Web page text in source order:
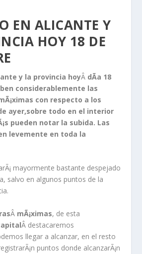
EN ALICANTE Y
HOY 18 DE
y la provincia hoyÂ dÃ­a 18
considerablemente las
con respecto a los
ayer,sobre todo en el interior
pueden notar la subida. Las
levemente en toda la
mayormente bastante despejado
salvo en algunos puntos de la
Â mÃ¡ximas, de esta
Â destacaremos
llegar a alcanzar, en el resto
puntos donde alcanzarÃ¡n